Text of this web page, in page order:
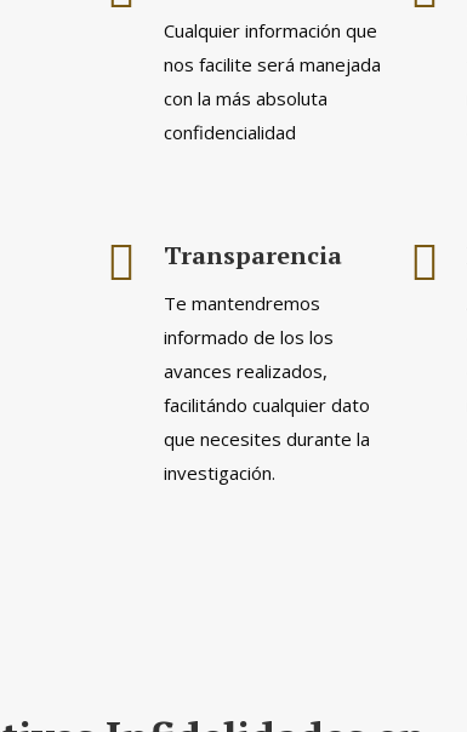
Cualquier información que
nos facilite será manejada
con la más absoluta
confidencialidad
Transparencia
Te mantendremos
informado de los los
avances realizados,
facilitándo cualquier dato
que necesites durante la
investigación.